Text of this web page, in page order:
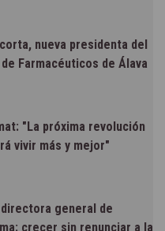
nueva presidenta del
Farmacéuticos de Álava
"La próxima revolución
vivir más y mejor"
general de
crecer sin renunciar a la